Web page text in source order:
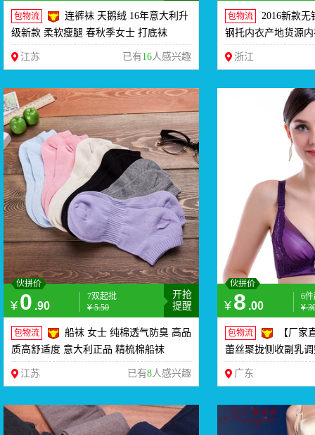
包物流
连裤袜 天鹅绒 16年意大利升
级新款 柔软瘦腿 春秋季女士 打底袜
江苏 已有16人感兴趣
包物流
2016新款无
钢托内衣产地货源
浙江
伙拼价
¥ 0 .90
7双起批
¥5.50
开抢
提醒
包物流
船袜 女士 纯棉透气防臭 高品
质高舒适度 意大利正品 精梳棉船袜
江苏 已有8人感兴趣
伙拼价
¥ 8 .00
6
¥
包物流
【厂家
蕾丝聚拢侧收副乳
广东